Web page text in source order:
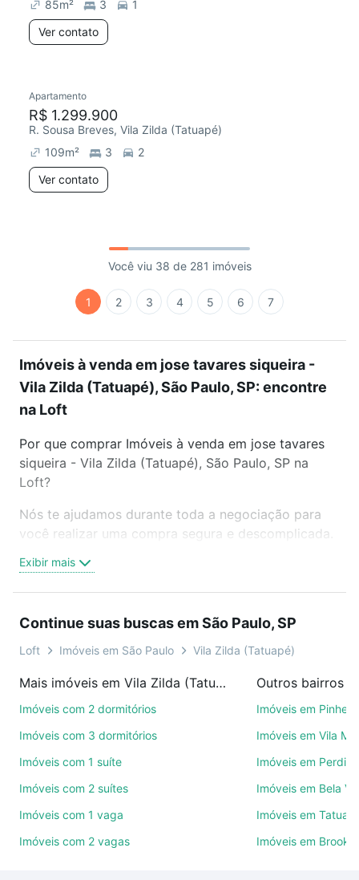
85m² 3
1
Ver contato
Apartamento
R$ 1.299.900
R. Sousa Breves, Vila Zilda (Tatuapé)
109m² 3
2
Ver contato
Você viu 38 de 281 imóveis
1 2 3 4 5 6 7
Imóveis à venda em jose tavares siqueira -
Vila Zilda (Tatuapé), São Paulo, SP: encontre
na Loft
Por que comprar Imóveis à venda em jose tavares
siqueira - Vila Zilda (Tatuapé), São Paulo, SP na
Loft?
Nós te ajudamos durante toda a negociação para
você realizar uma compra segura e descomplicada.
trabalho e do metrô, aqui você vai encontrar a
oferta ideal de Imóveis à venda em jose tavares
conquistar seu sonho. Agende uma visita presencial
ou por videochamada, é grátis, sem compromisso e
imobiliárias te ajudando na compra, venda ou troca
de imóveis.
Como escolher um imóvel?
Use barra de busca no topo para pesquisar por
ruas, bairros e até condomínios favoritos. Você
também pode usar os filtros como quantidade de
combinar perfeitamente com o preço, metragem e
Exibir mais
Continue suas buscas em São Paulo, SP
Loft Imóveis em São Paulo Vila Zilda (Tatuapé)
Mais imóveis em Vila Zilda (Tatuapé)
Imóveis com 2 dormitórios
Imóveis com 3 dormitórios
Imóveis com 1 suíte
Imóveis com 2 suítes
Imóveis com 1 vaga
Imóveis com 2 vagas
Outros bairros
Imóveis em
Imóveis em Vila
Imóveis em
Imóveis em Bela
Imóveis em
Imóveis em